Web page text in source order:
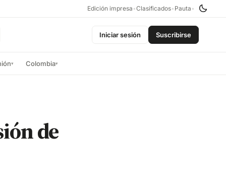
Edición impresa •Clasificados• Pauta •
Iniciar sesión Suscribirse
▾ Colombia▾
de